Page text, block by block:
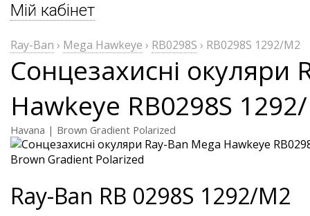
Мій кабінет
Ray-Ban › Mega Hawkeye › RB0298S › RB0298S 1292/M2
Сонцезахисні окуляри
Hawkeye RB0298S
Havana | Brown Gradient Polarized
Ray-Ban RB 0298S 1292/M2